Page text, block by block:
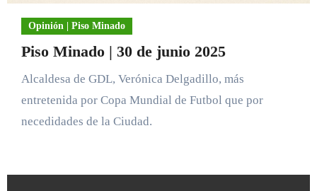
Opinión | Piso Minado
Piso Minado | 30 de junio 2025
Alcaldesa de GDL, Verónica Delgadillo, más
entretenida por Copa Mundial de Futbol que por
necedidades de la Ciudad.